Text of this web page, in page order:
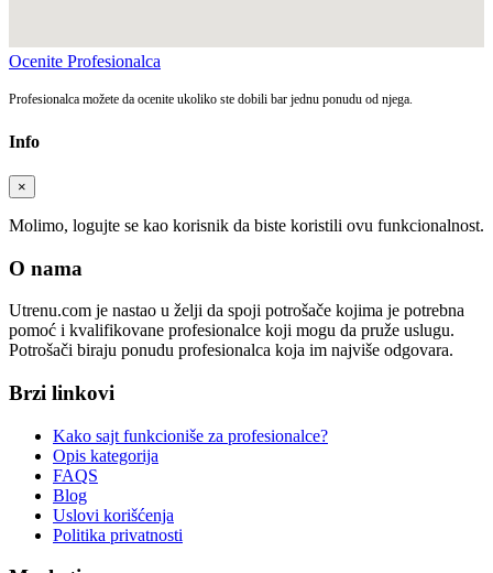
Ocenite Profesionalca
Profesionalca možete da ocenite ukoliko ste dobili bar jednu ponudu od njega.
Info
×
Molimo, logujte se kao korisnik da biste koristili ovu funkcionalnost.
O nama
Utrenu.com je nastao u želji da spoji potrošače kojima je potrebna
pomoć i kvalifikovane profesionalce koji mogu da pruže uslugu.
Potrošači biraju ponudu profesionalca koja im najviše odgovara.
Brzi linkovi
Kako sajt funkcioniše za profesionalce?
Opis kategorija
FAQS
Blog
Uslovi korišćenja
Politika privatnosti